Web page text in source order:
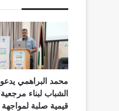
محمد البراهمي يدعو
الشباب لبناء مرجعية
قيمية صلبة لمواجهة